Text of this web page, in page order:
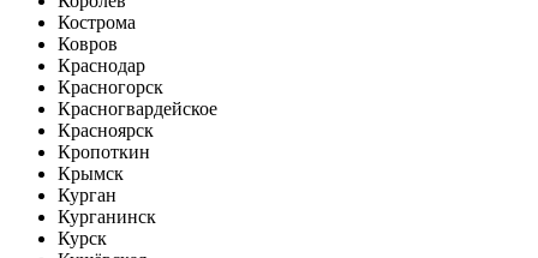
Кострома
Ковров
Краснодар
Красногорск
Красногвардейское
Красноярск
Кропоткин
Крымск
Курган
Курганинск
Курск